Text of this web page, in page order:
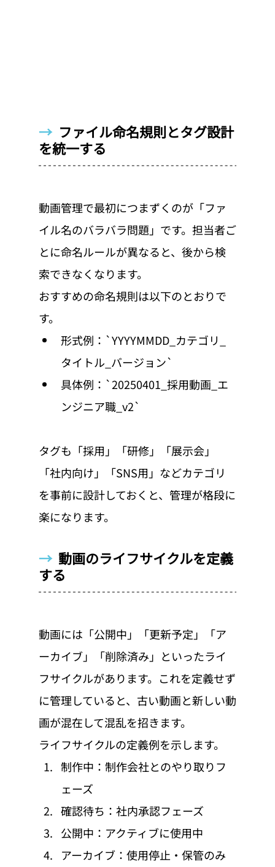
→ ファイル命名規則とタグ設計
を統一する
動画管理で最初につまずくのが「ファ
イル名のバラバラ問題」です。担当者ご
とに命名ルールが異なると、後から検
索できなくなります。
おすすめの命名規則は以下のとおりで
す。
形式例：`YYYYMMDD_カテゴリ_
タイトル_バージョン`
具体例：`20250401_採用動画_エ
ンジニア職_v2`
タグも「採用」「研修」「展示会」
「社内向け」「SNS用」などカテゴリ
を事前に設計しておくと、管理が格段に
楽になります。
→ 動画のライフサイクルを定義
する
動画には「公開中」「更新予定」「ア
ーカイブ」「削除済み」といったライ
フサイクルがあります。これを定義せず
に管理していると、古い動画と新しい動
画が混在して混乱を招きます。
ライフサイクルの定義例を示します。
制作中：制作会社とのやり取りフ
ェーズ
確認待ち：社内承認フェーズ
公開中：アクティブに使用中
アーカイブ：使用停止・保管のみ